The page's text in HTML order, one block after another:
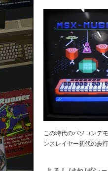
この時代のパソコンデ
ンスレイヤー初代の歩